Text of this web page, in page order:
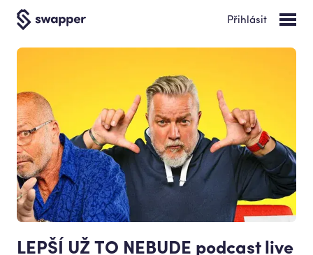
Přihlásit
LEPŠÍ UŽ TO NEBUDE podcast live